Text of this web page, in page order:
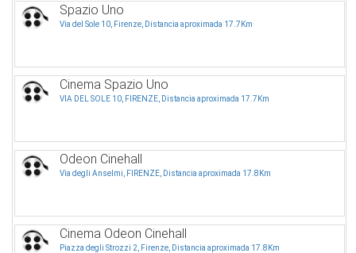
Spazio Uno
Via del Sole 10, Firenze, Distancia aproximada 17.7Km
Cinema Spazio Uno
VIA DEL SOLE 10, FIRENZE, Distancia aproximada 17.7Km
Odeon Cinehall
Via degli Anselmi, FIRENZE, Distancia aproximada 17.8Km
Cinema Odeon Cinehall
Piazza degli Strozzi 2, Firenze, Distancia aproximada 17.8Km